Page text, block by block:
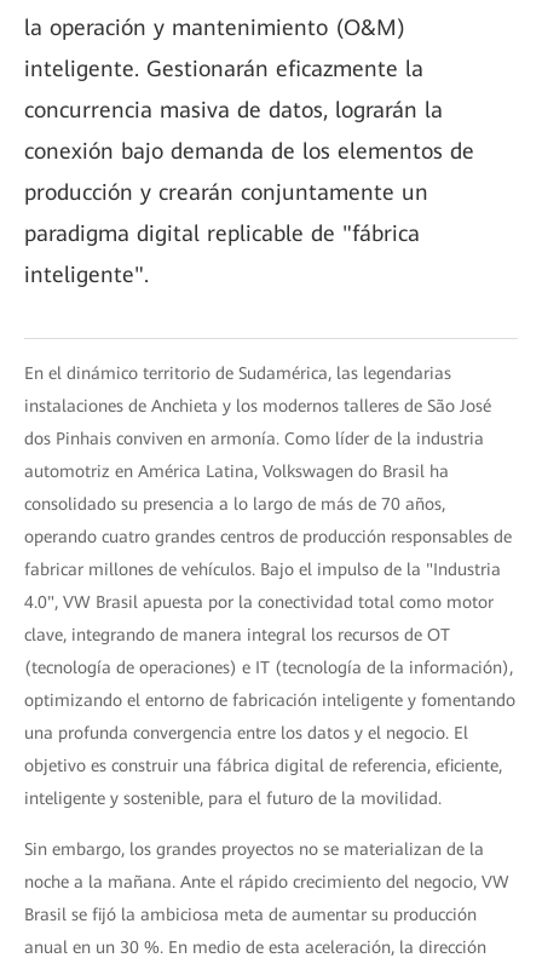
la operación y mantenimiento (O&M)
inteligente. Gestionarán eficazmente la
concurrencia masiva de datos, lograrán la
conexión bajo demanda de los elementos de
producción y crearán conjuntamente un
paradigma digital replicable de "fábrica
inteligente".
En el dinámico territorio de Sudamérica, las legendarias
instalaciones de Anchieta y los modernos talleres de São José
dos Pinhais conviven en armonía. Como líder de la industria
automotriz en América Latina, Volkswagen do Brasil ha
consolidado su presencia a lo largo de más de 70 años,
operando cuatro grandes centros de producción responsables de
fabricar millones de vehículos. Bajo el impulso de la "Industria
4.0", VW Brasil apuesta por la conectividad total como motor
clave, integrando de manera integral los recursos de OT
(tecnología de operaciones) e IT (tecnología de la información),
optimizando el entorno de fabricación inteligente y fomentando
una profunda convergencia entre los datos y el negocio. El
objetivo es construir una fábrica digital de referencia, eficiente,
inteligente y sostenible, para el futuro de la movilidad.
Sin embargo, los grandes proyectos no se materializan de la
noche a la mañana. Ante el rápido crecimiento del negocio, VW
Brasil se fijó la ambiciosa meta de aumentar su producción
anual en un 30 %. En medio de esta aceleración, la dirección